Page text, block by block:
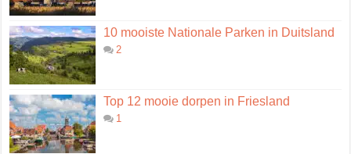
10 mooiste Nationale Parken in Duitsland
2
Top 12 mooie dorpen in Friesland
1